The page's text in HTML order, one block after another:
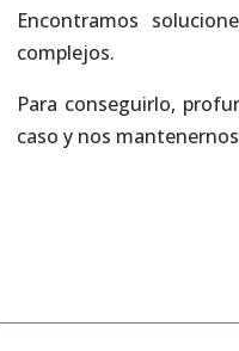
Encontramos
complejos.
Para conseguirlo,
caso y nos